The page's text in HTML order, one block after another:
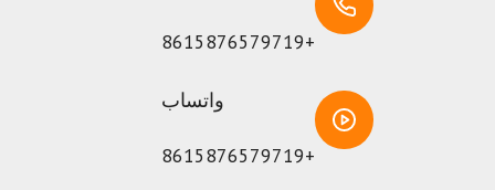
+8615876579719
واتساب
+8615876579719